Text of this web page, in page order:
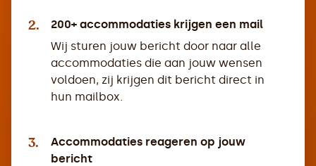
2.
200+ accommodaties krijgen een mail
Wij sturen jouw bericht door naar alle
accommodaties die aan jouw wensen
voldoen, zij krijgen dit bericht direct in
hun mailbox.
3.
Accommodaties reageren op jouw
bericht